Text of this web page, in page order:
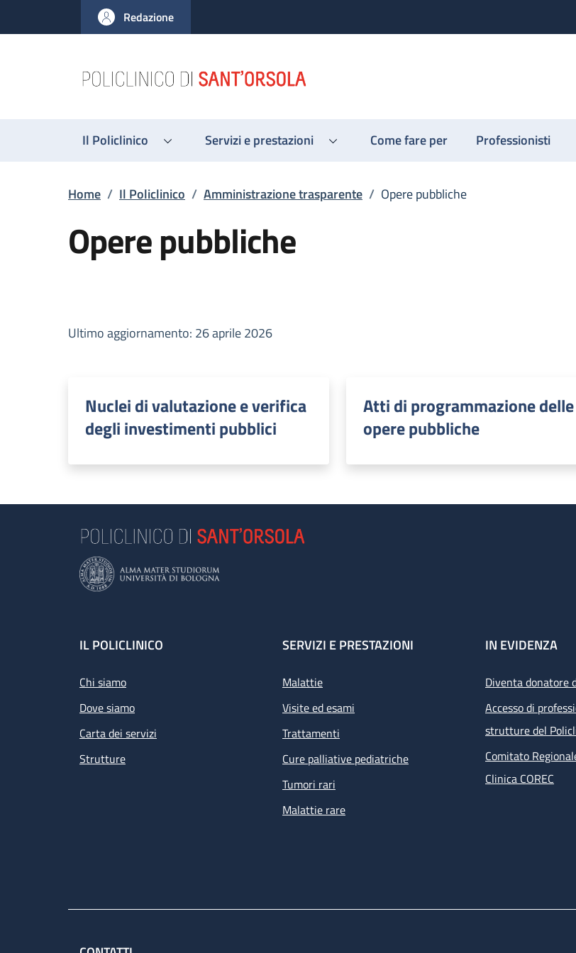
al contenuto principale
to footer content
Redazione
Il Policlinico Servizi e prestazioni Come fare per Professionisti
Briciole di pane
Home / Il Policlinico / Amministrazione trasparente / Opere pubbliche
Opere pubbliche
Ultimo aggiornamento: 26 aprile 2026
Nuclei di valutazione e verifica
degli investimenti pubblici
Atti di programmazione delle
opere pubbliche
Footer
IL POLICLINICO
Chi siamo
Dove siamo
Carta dei servizi
Strutture
SERVIZI E PRESTAZIONI
Malattie
Visite ed esami
Trattamenti
Cure palliative pediatriche
Tumori rari
Malattie rare
IN EVIDENZA
Diventa donatore
Accesso di
strutture del
Comitato
Clinica COREC